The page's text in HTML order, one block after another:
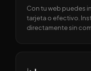
Con tu web puedes
tarjeta o efectivo.
directamente sin